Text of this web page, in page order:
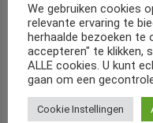
Westerwald, vakantie in
een voormalige gasthof
een echte bierstube met
bubbelbad. U wandelt zo
de overweldigende
plek waar u kunt
We gebruiken cookies
relevante ervaring te
herhaalde bezoeken te
accepteren" te klikken,
ALLE cookies. U kunt
gaan om een
Cookie Instellingen